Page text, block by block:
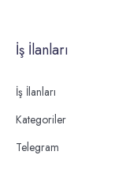
İş İlanları
İş İlanları
Kategoriler
Telegram